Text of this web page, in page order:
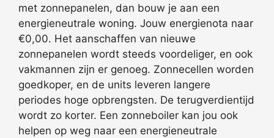
met zonnepanelen, dan bouw je aan een
energieneutrale woning. Jouw energienota naar
€0,00. Het aanschaffen van nieuwe
zonnepanelen wordt steeds voordeliger, en ook
vakmannen zijn er genoeg. Zonnecellen worden
goedkoper, en de units leveren langere
periodes hoge opbrengsten. De terugverdientijd
wordt zo korter. Een zonneboiler kan jou ook
helpen op weg naar een energieneutrale